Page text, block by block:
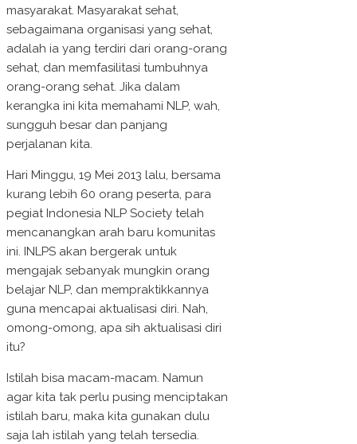
masyarakat. Masyarakat sehat,
sebagaimana organisasi yang sehat,
adalah ia yang terdiri dari orang-orang
sehat, dan memfasilitasi tumbuhnya
orang-orang sehat. Jika dalam
kerangka ini kita memahami NLP, wah,
sungguh besar dan panjang
perjalanan kita.
Hari Minggu, 19 Mei 2013 lalu, bersama
kurang lebih 60 orang peserta, para
pegiat Indonesia NLP Society telah
mencanangkan arah baru komunitas
ini. INLPS akan bergerak untuk
mengajak sebanyak mungkin orang
belajar NLP, dan mempraktikkannya
guna mencapai aktualisasi diri. Nah,
omong-omong, apa sih aktualisasi diri
itu?
Istilah bisa macam-macam. Namun
agar kita tak perlu pusing menciptakan
istilah baru, maka kita gunakan dulu
saja lah istilah yang telah tersedia.